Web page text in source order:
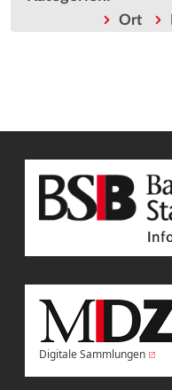
Ort
Digitale Sammlungen